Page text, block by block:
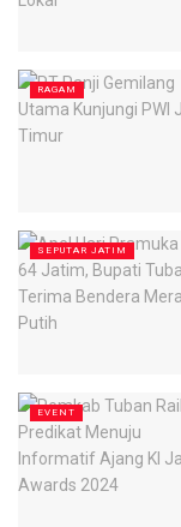
RAGAM
SEPUTAR JATIM
EVENT